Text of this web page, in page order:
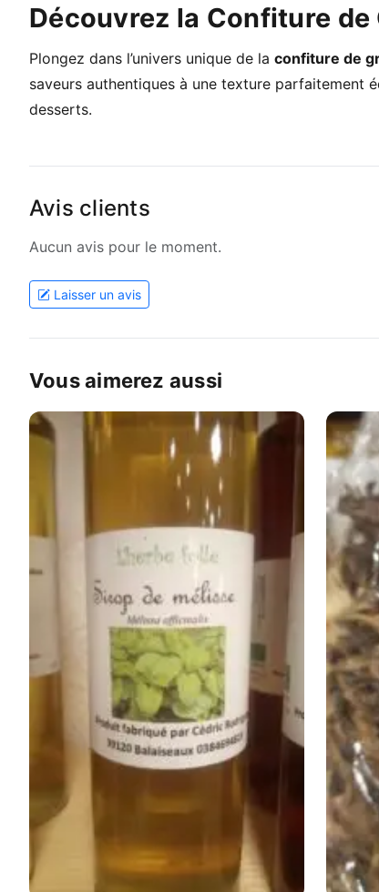
Découvrez la Confiture
Plongez dans l’univers unique de la confiture de
saveurs authentiques à une texture parfaitement
desserts.
Avis clients
Aucun avis pour le moment.
Laisser un avis
Vous aimerez aussi